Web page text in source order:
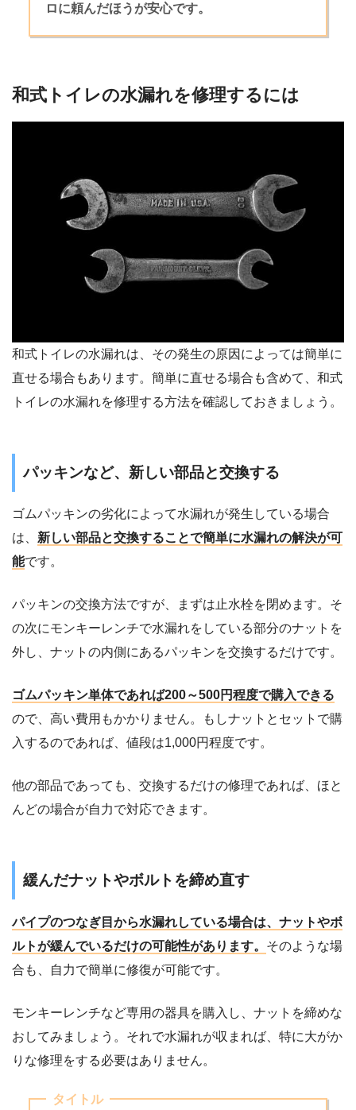
ロに頼んだほうが安心です。
和式トイレの水漏れを修理するには
和式トイレの水漏れは、その発生の原因によっては簡単に
直せる場合もあります。簡単に直せる場合も含めて、和式
トイレの水漏れを修理する方法を確認しておきましょう。
パッキンなど、新しい部品と交換する
ゴムパッキンの劣化によって水漏れが発生している場合
は、 新しい部品と交換することで簡単に水漏れの解決が可
能です。
パッキンの交換方法ですが、まずは止水栓を閉めます。そ
の次にモンキーレンチで水漏れをしている部分のナットを
外し、ナットの内側にあるパッキンを交換するだけです。
ゴムパッキン単体であれば200～500円程度で購入できる
ので、高い費用もかかりません。もしナットとセットで購
入するのであれば、値段は1,000円程度です。
他の部品であっても、交換するだけの修理であれば、ほと
んどの場合が自力で対応できます。
緩んだナットやボルトを締め直す
パイプのつなぎ目から水漏れしている場合は、ナットやボ
ルトが緩んでいるだけの可能性があります。 そのような場
合も、自力で簡単に修復が可能です。
モンキーレンチなど専用の器具を購入し、ナットを締めな
おしてみましょう。それで水漏れが収まれば、特に大がか
りな修理をする必要はありません。
タイトル